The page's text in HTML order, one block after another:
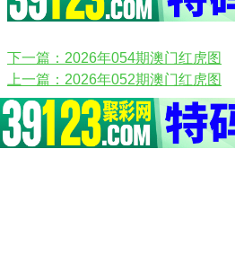
下一篇：2026年054期澳门红虎图
上一篇：2026年052期澳门红虎图